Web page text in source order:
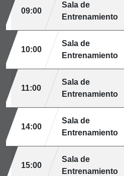
09:00
Sala de
Entrenamiento
10:00
Sala de
Entrenamiento
11:00
Sala de
Entrenamiento
14:00
Sala de
Entrenamiento
15:00
Sala de
Entrenamiento